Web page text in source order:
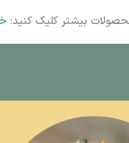
بیشتر کلیک کنید: